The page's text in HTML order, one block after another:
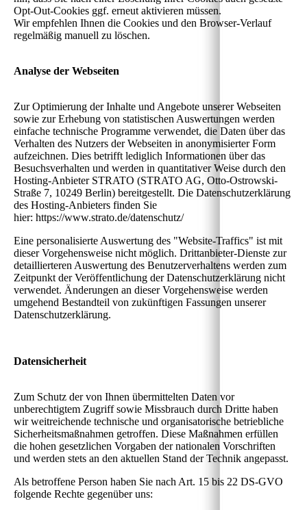
Opt-Out-Cookies ggf. erneut aktivieren müssen.
Wir empfehlen Ihnen die Cookies und den Browser-Verlauf
regelmäßig manuell zu löschen.
Analyse der Webseiten
Zur Optimierung der Inhalte und Angebote unserer Webseiten
sowie zur Erhebung von statistischen Auswertungen werden
einfache technische Programme verwendet, die Daten über das
Verhalten des Nutzers der Webseiten in anonymisierter Form
aufzeichnen. Dies betrifft lediglich Informationen über das
Besuchsverhalten und werden in quantitativer Weise durch den
Hosting-Anbieter STRATO (STRATO AG, Otto-Ostrowski-
Straße 7, 10249 Berlin) bereitgestellt. Die Datenschutzerklärung
des Hosting-Anbieters finden Sie
hier: https://www.strato.de/datenschutz/
Eine personalisierte Auswertung des "Website-Traffics" ist mit
dieser Vorgehensweise nicht möglich. Drittanbieter-Dienste zur
detaillierteren Auswertung des Benutzerverhaltens werden zum
Zeitpunkt der Veröffentlichung der Datenschutzerklärung nicht
verwendet. Änderungen an dieser Vorgehensweise werden
umgehend Bestandteil von zukünftigen Fassungen unserer
Datenschutzerklärung.
Datensicherheit
Zum Schutz der von Ihnen übermittelten Daten vor
unberechtigtem Zugriff sowie Missbrauch durch Dritte haben
wir weitreichende technische und organisatorische betriebliche
Sicherheitsmaßnahmen getroffen. Diese Maßnahmen erfüllen
die hohen gesetzlichen Vorgaben der nationalen Vorschriften
und werden stets an den aktuellen Stand der Technik angepasst.
Als betroffene Person haben Sie nach Art. 15 bis 22 DS-GVO
folgende Rechte gegenüber uns: